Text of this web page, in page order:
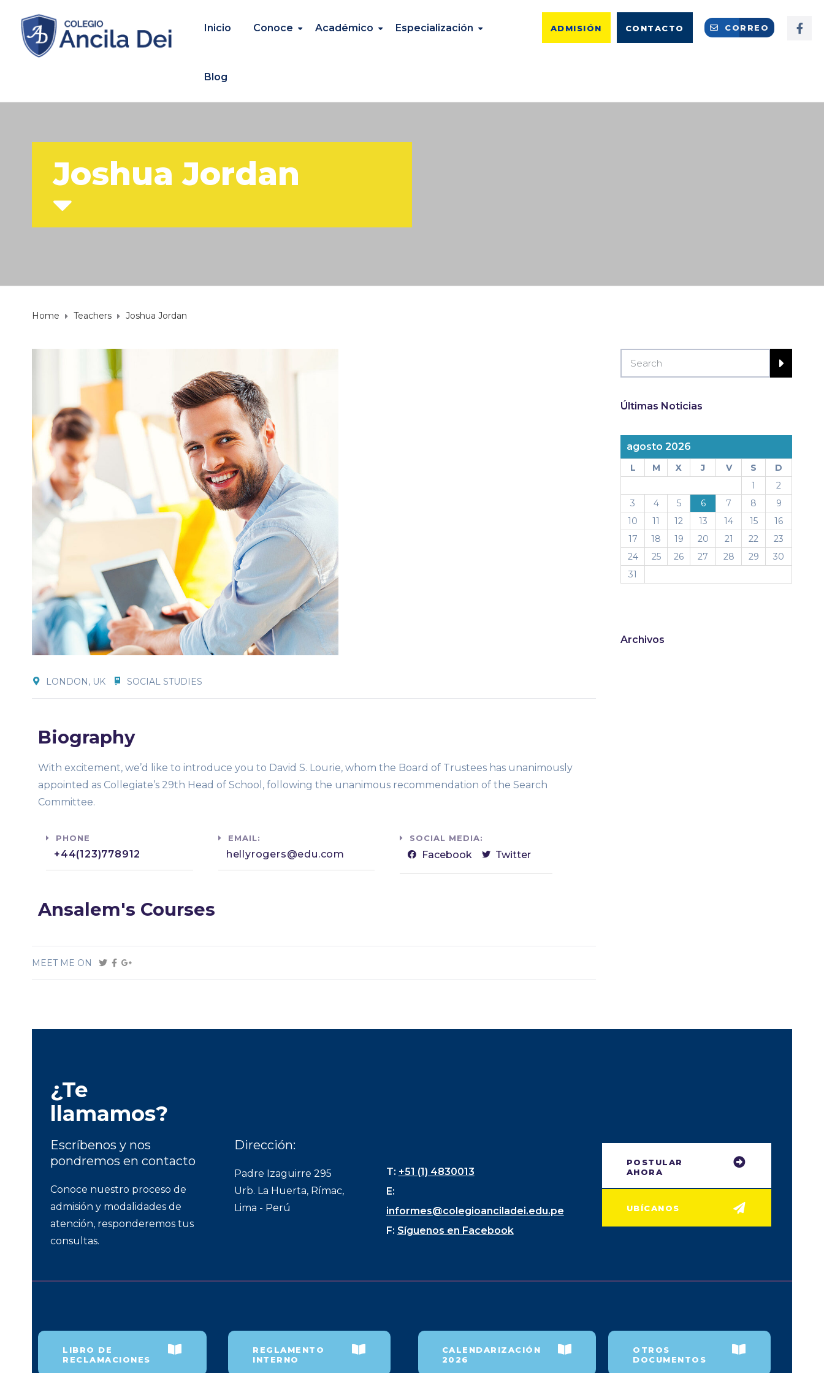
Inicio Conoce Académico Especialización
Blog
ADMISIÓN CONTACTO CORREO
Joshua Jordan
Home Teachers Joshua Jordan
LONDON, UK SOCIAL STUDIES
Biography
With excitement, we’d like to introduce you to David S. Lourie, whom the Board of Trustees has unanimously
appointed as Collegiate’s 29th Head of School, following the unanimous recommendation of the Search
Committee.
PHONE
+44(123)778912​
EMAIL:
hellyrogers@edu.com​
SOCIAL MEDIA:
Facebook Twitter
Ansalem's Courses
MEET ME ON
Últimas Noticias
agosto 2026
L M X J V S
D
1
2
3
4 5 6 7 8
9
10
11 12 13 14 15
16
17
18 19 20 21 22
23
24
25 26 27 28 29
30
31
Archivos
¿Te
llamamos?
Escríbenos y nos
pondremos en contacto
Conoce nuestro proceso de
admisión y modalidades de
atención, responderemos tus
consultas.
Dirección:
Padre Izaguirre 295
Urb. La Huerta, Rímac,
Lima - Perú
T: +51 (1) 4830013
E:
informes@colegioanciladei.edu.pe
F: Síguenos en Facebook
POSTULAR
AHORA
UBÍCANOS
LIBRO DE
RECLAMACIONES
REGLAMENTO
INTERNO
CALENDARIZACIÓN
2026
OTROS
DOCUMENTOS